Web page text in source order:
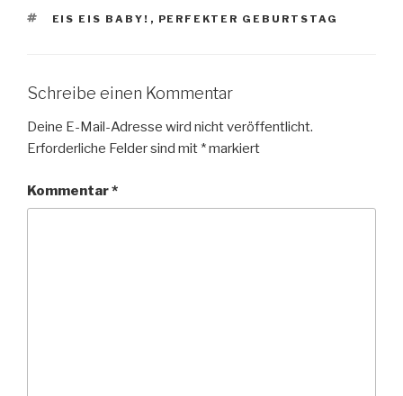
SCHLAGWÖRTER
EIS EIS BABY! , PERFEKTER GEBURTSTAG
Schreibe einen Kommentar
Deine E-Mail-Adresse wird nicht veröffentlicht.
Erforderliche Felder sind mit *markiert
Kommentar*